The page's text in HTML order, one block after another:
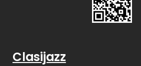
Clasijazz